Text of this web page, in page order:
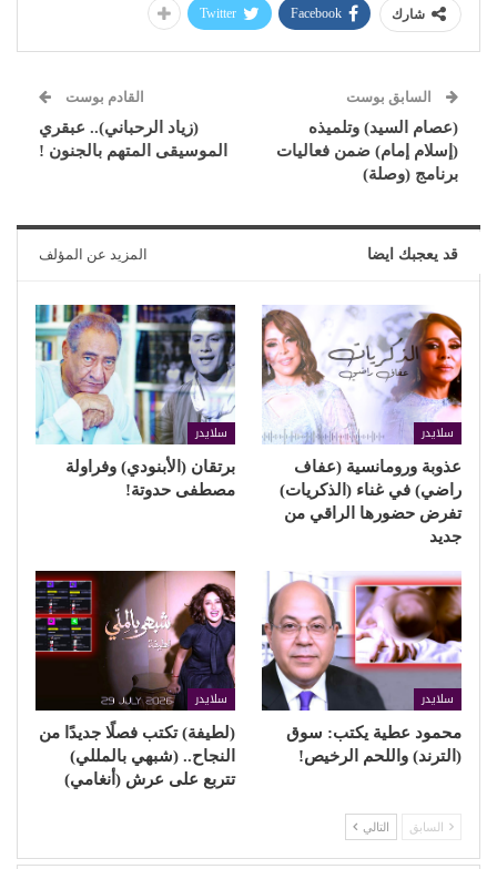
شارك Facebook
Twitter
السابق بوست
(عصام السيد) وتلميذه
(إسلام إمام) ضمن فعاليات
برنامج (وصلة)
القادم بوست
(زياد الرحباني).. عبقري
الموسيقى المتهم بالجنون !
قد يعجبك ايضا المزيد عن المؤلف
سلايدر
عذوبة ورومانسية (عفاف
راضي) في غناء (الذكريات)
تفرض حضورها الراقي من
جديد
سلايدر
برتقان (الأبنودي) وفراولة
مصطفى حدوتة!
سلايدر
محمود عطية يكتب: سوق
(الترند) واللحم الرخيص!
سلايدر
(لطيفة) تكتب فصلًا جديدًا من
النجاح.. (شبهي بالمللي)
تتربع على عرش (أنغامي)
السابق التالي